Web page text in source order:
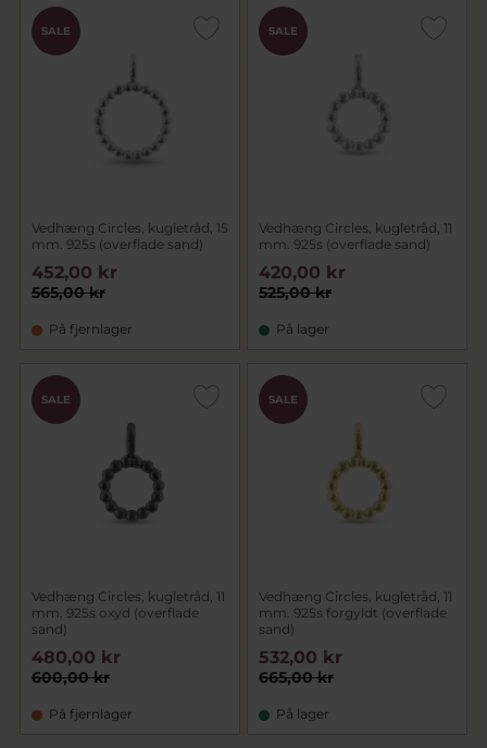
SALE
Vedhæng Circles, kugletråd, 15
mm. 925s (overflade sand)
565,00 kr
452,00 kr
På fjernlager
SALE
Vedhæng Circles, kugletråd, 11
mm. 925s (overflade sand)
525,00 kr
420,00 kr
På lager
SALE
Vedhæng Circles, kugletråd, 11
mm. 925s oxyd (overflade
sand)
600,00 kr
480,00 kr
På fjernlager
SALE
Vedhæng Circles, kugletråd, 11
mm. 925s forgyldt (overflade
sand)
665,00 kr
532,00 kr
På lager